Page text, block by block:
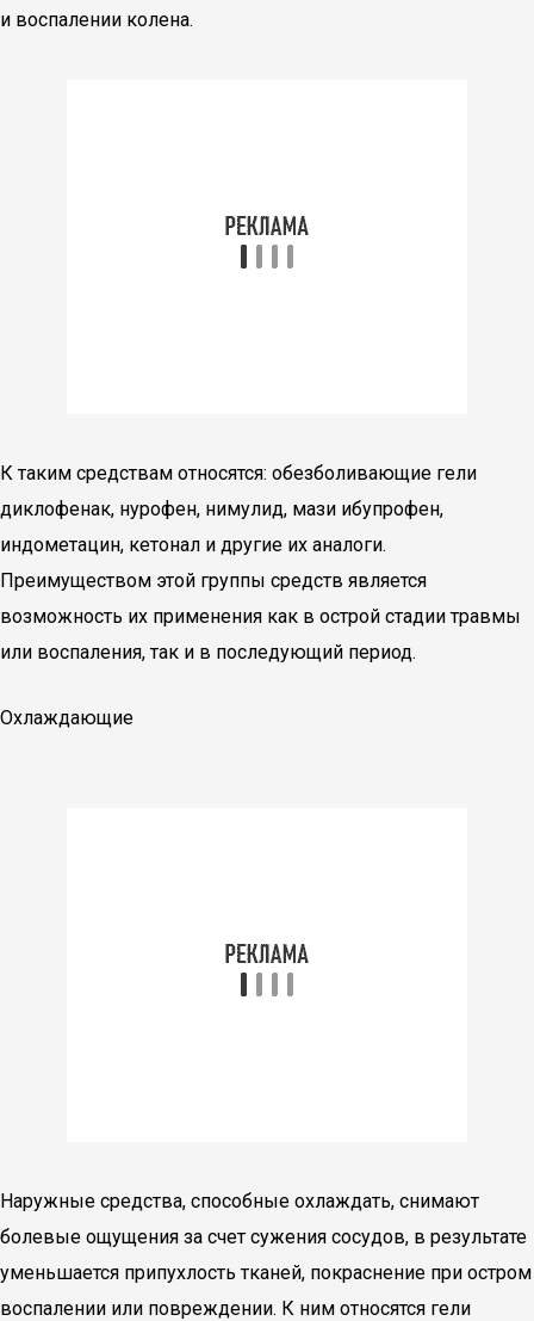
и воспалении колена.
К таким средствам относятся: обезболивающие гели
диклофенак, нурофен, нимулид, мази ибупрофен,
индометацин, кетонал и другие их аналоги.
Преимуществом этой группы средств является
возможность их применения как в острой стадии травмы
или воспаления, так и в последующий период.
Охлаждающие
Наружные средства, способные охлаждать, снимают
болевые ощущения за счет сужения сосудов, в результате
уменьшается припухлость тканей, покраснение при остром
воспалении или повреждении. К ним относятся гели